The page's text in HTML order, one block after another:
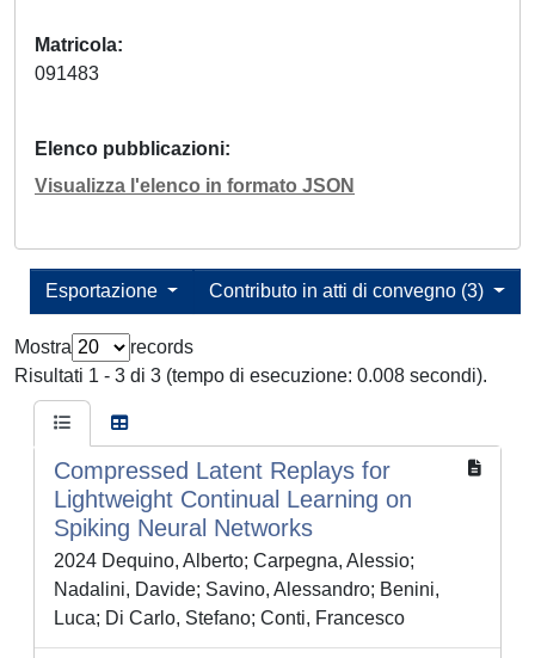
Matricola
091483
Elenco pubblicazioni
Visualizza l'elenco in formato JSON
Contributo in atti di convegno (3)
Esportazione
Mostra
records
Risultati 1 - 3 di 3 (tempo di esecuzione: 0.008 secondi).
Compressed Latent Replays for
Lightweight Continual Learning on
Spiking Neural Networks
2024 Dequino, Alberto; Carpegna, Alessio;
Nadalini, Davide; Savino, Alessandro; Benini,
Luca; Di Carlo, Stefano; Conti, Francesco